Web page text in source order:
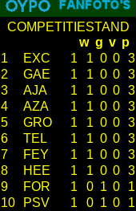
COMPETITIESTAND
w g v p
1
EXC 1 1 0 0 3
2
GAE 1 1 0 0 3
3
AJA 1 1 0 0 3
4
AZA 1 1 0 0 3
5
GRO 1 1 0 0 3
6
TEL 1 1 0 0 3
7
FEY 1 1 0 0 3
8
HEE 1 1 0 0 3
9
FOR 1 0 1 0
1
10
PSV 1 0 1 0
1